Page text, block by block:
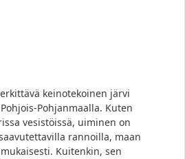
keinotekoinen järvi
Pohjanmaalla. Kuten
vesistöissä, uiminen on
rannoilla, maan
Kuitenkin, sen